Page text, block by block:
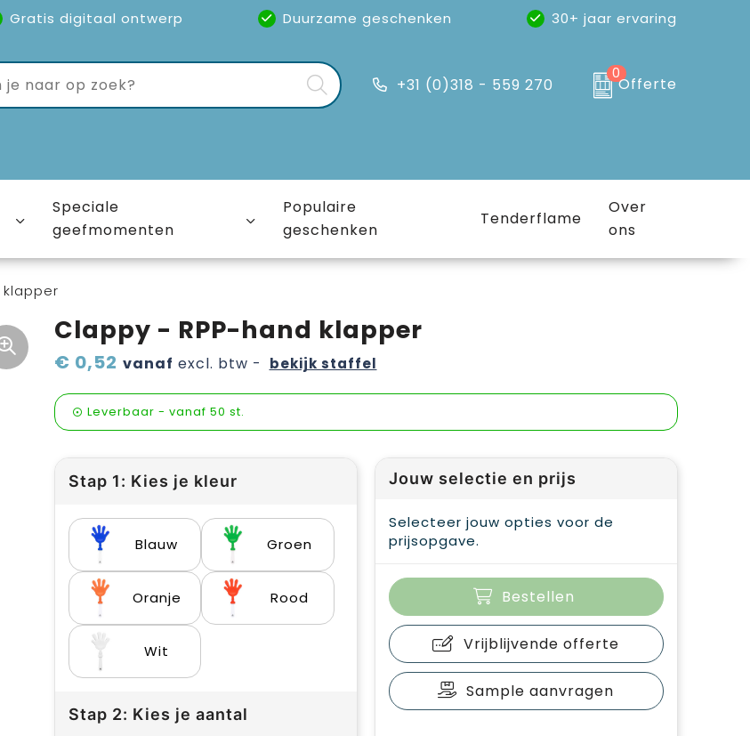
Gratis digitaal ontwerp Duurzame geschenken
30+ jaar ervaring
+31 (0)318 - 559 270
0
Offerte
Speciale
geefmomenten
Populaire
geschenken
Tenderflame
Over
ons
klapper
Clappy - RPP-hand klapper
€ 0,52 vanaf excl. btw - bekijk staffel
Leverbaar - vanaf 50 st.
Stap 1: Kies je kleur
Blauw Groen
Oranje Rood
Wit
Stap 2: Kies je aantal
Jouw selectie en prijs
Selecteer jouw opties voor de
prijsopgave.
Bestellen
Vrijblijvende offerte
Sample aanvragen